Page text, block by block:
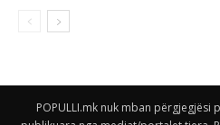
POPULLI.mk nuk mban